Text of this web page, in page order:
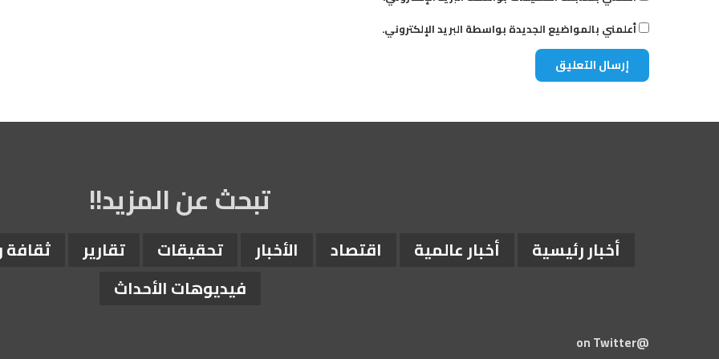
أعلمني بالمواضيع الجديدة بواسطة البريد الإلكتروني.
تبحث عن المزيد!!
أخبار رئيسية أخبار عالمية اقتصاد الأخبار تحقيقات تقارير
فيديوهات الأحداث
@on Twitter